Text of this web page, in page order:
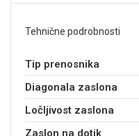
Tehnične podrobnosti
Tip prenosnika
Diagonala zaslona
Ločljivost zaslona
Zaslon na dotik